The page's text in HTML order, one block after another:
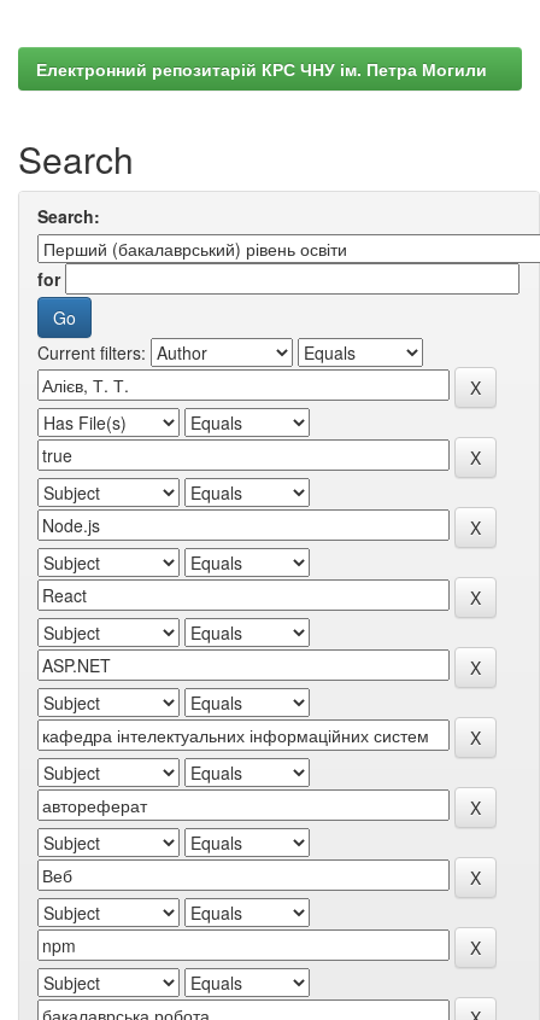
Електронний репозитарій КРС ЧНУ ім. Петра Могили
Search
Search:
for
Current filters: